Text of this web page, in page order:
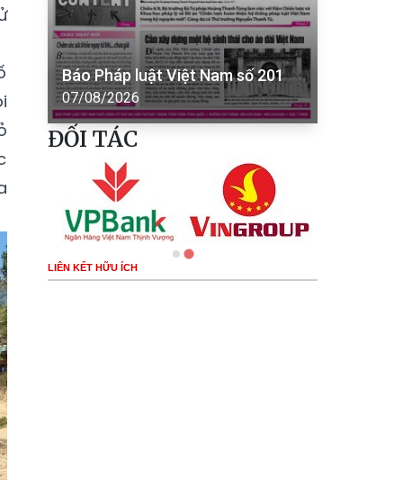
Báo Pháp luật Việt Nam số 201
07/08/2026
ĐỐI TÁC
LIÊN KẾT HỮU ÍCH